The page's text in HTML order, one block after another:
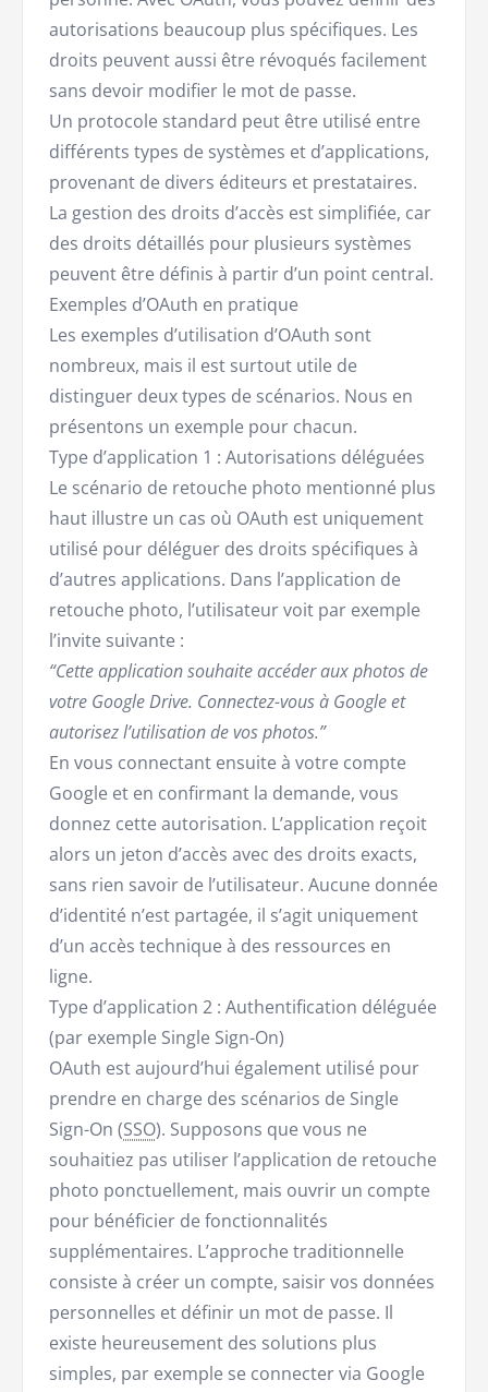
autorisations beaucoup plus spécifiques. Les
droits peuvent aussi être révoqués facilement
sans devoir modifier le mot de passe.
Un protocole standard peut être utilisé entre
différents types de systèmes et d’applications,
provenant de divers éditeurs et prestataires.
La gestion des droits d’accès est simplifiée, car
des droits détaillés pour plusieurs systèmes
peuvent être définis à partir d’un point central.
Exemples d’OAuth en pratique
Les exemples d’utilisation d’OAuth sont
nombreux, mais il est surtout utile de
distinguer deux types de scénarios. Nous en
présentons un exemple pour chacun.
Type d’application 1 : Autorisations déléguées
Le scénario de retouche photo mentionné plus
haut illustre un cas où OAuth est uniquement
utilisé pour déléguer des droits spécifiques à
d’autres applications. Dans l’application de
retouche photo, l’utilisateur voit par exemple
l’invite suivante :
“Cette application souhaite accéder aux photos de
votre Google Drive. Connectez-vous à Google et
autorisez l’utilisation de vos photos.”
En vous connectant ensuite à votre compte
Google et en confirmant la demande, vous
donnez cette autorisation. L’application reçoit
alors un jeton d’accès avec des droits exacts,
sans rien savoir de l’utilisateur. Aucune donnée
d’identité n’est partagée, il s’agit uniquement
d’un accès technique à des ressources en
ligne.
Type d’application 2 : Authentification déléguée
(par exemple Single Sign-On)
OAuth est aujourd’hui également utilisé pour
prendre en charge des scénarios de Single
Sign-On (SSO). Supposons que vous ne
souhaitiez pas utiliser l’application de retouche
photo ponctuellement, mais ouvrir un compte
pour bénéficier de fonctionnalités
supplémentaires. L’approche traditionnelle
consiste à créer un compte, saisir vos données
personnelles et définir un mot de passe. Il
existe heureusement des solutions plus
simples, par exemple se connecter via Google